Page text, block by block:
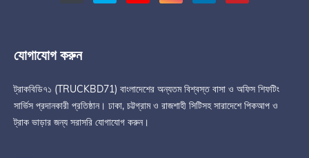
যোগাযোগ করুন
ট্রাকবিডি৭১ (TRUCKBD71) বাংলাদেশের অন্যতম বিশ্বস্ত বাসা ও অফিস শিফটিং
সার্ভিস প্রদানকারী প্রতিষ্ঠান। ঢাকা, চট্টগ্রাম ও রাজশাহী সিটিসহ সারাদেশে পিকআপ ও
ট্রাক ভাড়ার জন্য সরাসরি যোগাযোগ করুন।